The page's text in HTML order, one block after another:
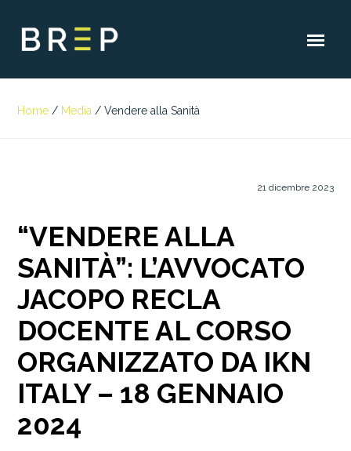
Home / Media / Vendere alla Sanità
21 dicembre 2023
“VENDERE ALLA
SANITÀ”: L’AVVOCATO
JACOPO RECLA
DOCENTE AL CORSO
ORGANIZZATO DA IKN
ITALY – 18 GENNAIO
2024